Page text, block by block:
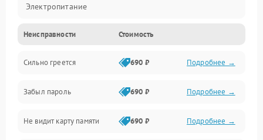
Электропитание
Экран и изображение
Дисплей
Экран (дисплей)
Связь
Неисправности Стоимость
Сильно греется 690 ₽ Подробнее →
Забыл пароль 690 ₽ Подробнее →
Не видит карту памяти 690 ₽ Подробнее →